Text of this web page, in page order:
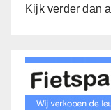
Kijk verder dan